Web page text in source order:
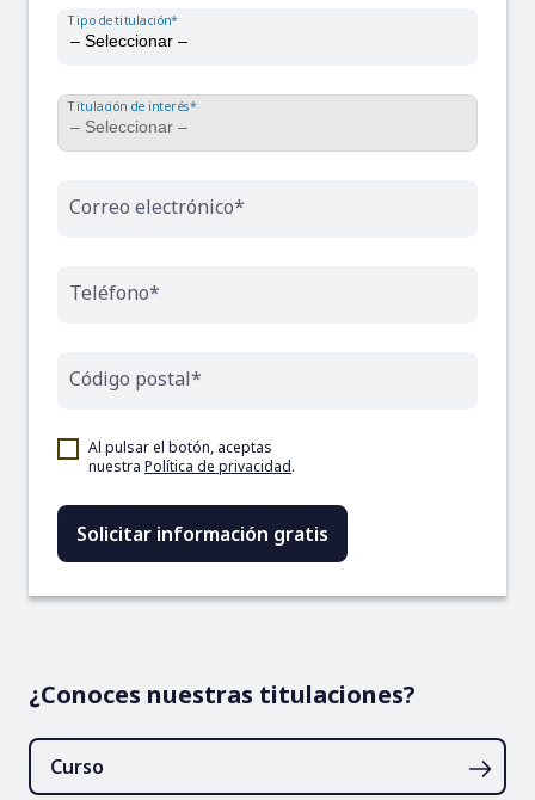
Tipo de titulación*
Titulación de interés*
Correo electrónico*
Teléfono*
Código postal*
Al pulsar el botón, aceptas
nuestra Política de privacidad.
¿Conoces nuestras titulaciones?
Curso